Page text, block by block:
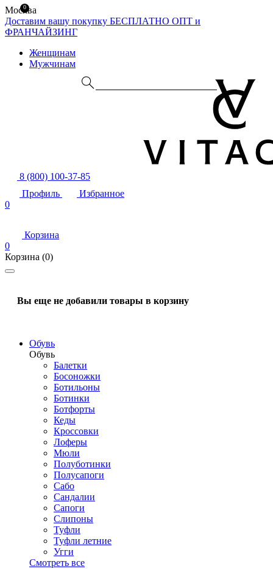
Москва
Доставим вашу покупку БЕСПЛАТНО ОПТ и
ФРАНЧАЙЗИНГ
Женщинам
Мужчинам
8 (800) 100-37-85
Профиль
Избранное
0
Корзина
0
Корзина (0)
Вы еще не добавили товары в корзину
Обувь
Обувь
Балетки
Босоножки
Ботильоны
Ботинки
Ботфорты
Кеды
Кроссовки
Лоферы
Мюли
Полуботинки
Полусапоги
Сабо
Сандалии
Сапоги
Слипоны
Туфли
Туфли летние
Угги
Смотреть все
0